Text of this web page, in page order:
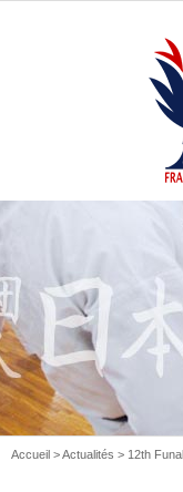
Accueil >Actualités > 12th